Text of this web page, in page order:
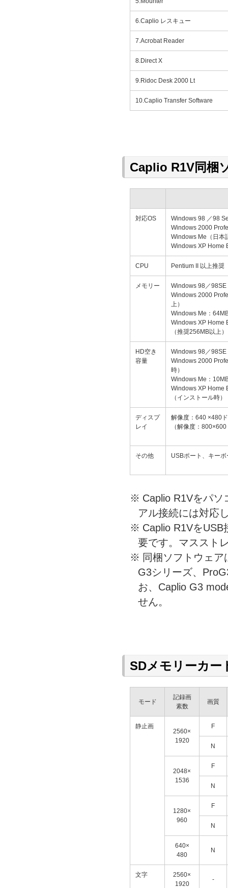
6.Caplio レスキュー
7.Acrobat Reader
8.Direct X
9.Ridoc Desk 2000 Lt
10.Caplio Transfer Software
Caplio R1V同梱
対応OS
Windows 98 ／98
Windows 2000
Windows Me（日本
Windows XP Home
CPU Pentium II 以上推奨
メモリー
Windows 98／
Windows 2000
上）
Windows Me：
Windows XP Home
（推奨256MB以上）
HD空き
容量
Windows 98／
Windows 2000
時）
Windows Me：
Windows XP Home
（インストール時）
ディスプ
レイ
解像度：640 ×480
（解像度：
その他 USBポート、キー
※ Caplio R1Vをパ
アル接続には対応
※ Caplio R1Vを
要です。マススト
※ 同梱ソフトウェ
G3シリーズ、
お、Caplio G3
せん。
SDメモリーカー
モード
記録画
素数
画質
静止画
2560×
1920
F
N
2048×
1536
F
N
1280×
960
F
N
640×
480
N
文字
2560×
1920
-